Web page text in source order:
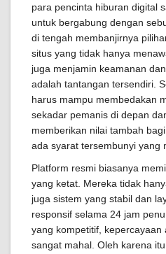
para pencinta hiburan digital
untuk bergabung dengan
di tengah membanjirnya
situs yang tidak hanya
juga menjamin keamanan
adalah tantangan tersendiri.
harus mampu membedakan
sekadar pemanis di depan
memberikan nilai tambah
ada syarat tersembunyi yang
Platform resmi biasanya
yang ketat. Mereka tidak
juga sistem yang stabil dan
responsif selama 24 jam
yang kompetitif, kepercayaan
sangat mahal. Oleh karena